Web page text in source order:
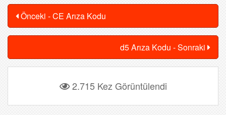
Önceki - CE Arıza Kodu
d5 Arıza Kodu - Sonraki
2.715 Kez Görüntülendi